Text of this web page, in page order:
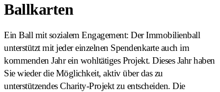
Ballkarten
Ein Ball mit sozialem Engagement: Der Immobilienball
unterstützt mit jeder einzelnen Spendenkarte auch im
kommenden Jahr ein wohltätiges Projekt. Dieses Jahr haben
Sie wieder die Möglichkeit, aktiv über das zu
unterstützendes Charity-Projekt zu entscheiden. Die